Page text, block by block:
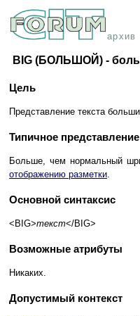
архив
BIG (БОЛЬШОЙ) -
Цель
Представление текста
Типичное представление
Больше, чем нормальный
отображению разметки.
Основной синтаксис
<BIG>текст</BIG>
Возможные атрибуты
Никаких.
Допустимый контекст